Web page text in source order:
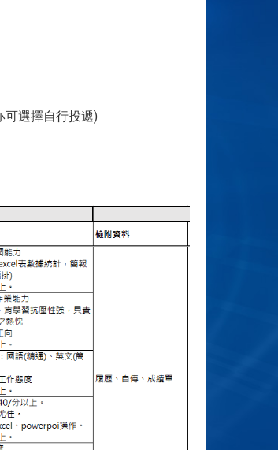
可選擇自行投遞)